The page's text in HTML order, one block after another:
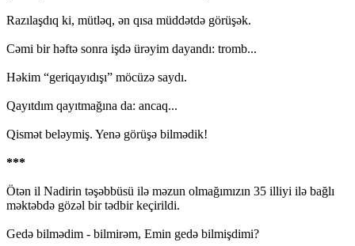
Razılaşdıq ki, mütləq, ən qısa müddətdə görüşək.
Cəmi bir həftə sonra işdə ürəyim dayandı: tromb...
Həkim “geriqayıdışı” möcüzə saydı.
Qayıtdım qayıtmağına da: ancaq...
Qismət beləymiş. Yenə görüşə bilmədik!
***
Ötən il Nadirin təşəbbüsü ilə məzun olmağımızın 35 illiyi ilə bağlı
məktəbdə gözəl bir tədbir keçirildi.
Gedə bilmədim - bilmirəm, Emin gedə bilmişdimi?